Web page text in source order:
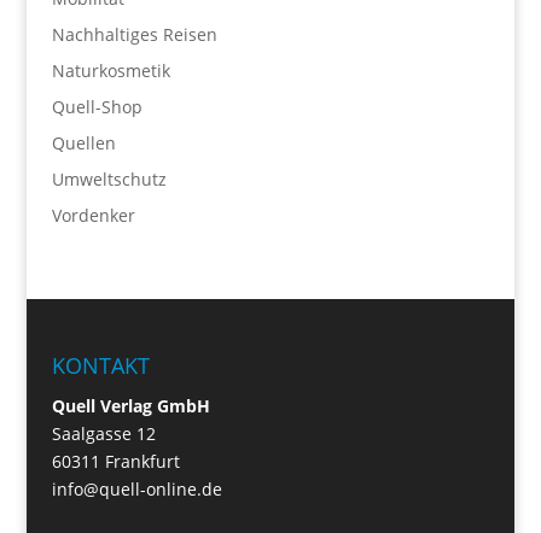
Nachhaltiges Reisen
Naturkosmetik
Quell-Shop
Quellen
Umweltschutz
Vordenker
KONTAKT
Quell Verlag GmbH
Saalgasse 12
60311 Frankfurt
info@quell-online.de